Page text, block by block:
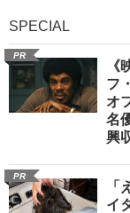
SPECIAL
PR
《
フ
オ
名
興
PR
「
イ